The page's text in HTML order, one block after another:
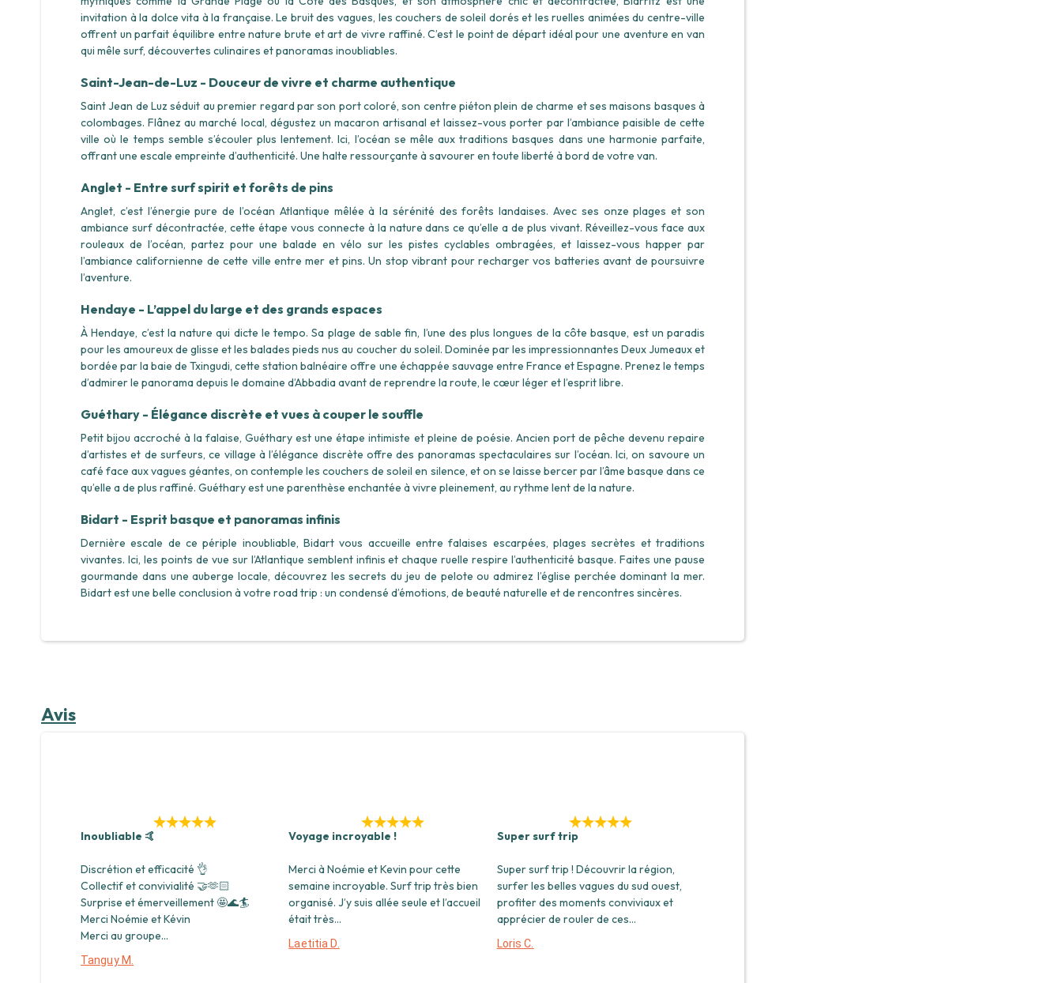
invitation à la dolce vita à la française. Le bruit des vagues, les couchers de soleil dorés et les ruelles animées du centre-ville
offrent un parfait équilibre entre nature brute et art de vivre raffiné. C’est le point de départ idéal pour une aventure en van
qui mêle surf, découvertes culinaires et panoramas inoubliables.
Saint-Jean-de-Luz - Douceur de vivre et charme authentique
Saint Jean de Luz séduit au premier regard par son port coloré, son centre piéton plein de charme et ses maisons basques à
colombages. Flânez au marché local, dégustez un macaron artisanal et laissez-vous porter par l’ambiance paisible de cette
ville où le temps semble s’écouler plus lentement. Ici, l’océan se mêle aux traditions basques dans une harmonie parfaite,
offrant une escale empreinte d’authenticité. Une halte ressourçante à savourer en toute liberté à bord de votre van.
Anglet - Entre surf spirit et forêts de pins
Anglet, c’est l’énergie pure de l’océan Atlantique mêlée à la sérénité des forêts landaises. Avec ses onze plages et son
ambiance surf décontractée, cette étape vous connecte à la nature dans ce qu’elle a de plus vivant. Réveillez-vous face aux
rouleaux de l’océan, partez pour une balade en vélo sur les pistes cyclables ombragées, et laissez-vous happer par
l’ambiance californienne de cette ville entre mer et pins. Un stop vibrant pour recharger vos batteries avant de poursuivre
l’aventure.
Hendaye - L’appel du large et des grands espaces
À Hendaye, c’est la nature qui dicte le tempo. Sa plage de sable fin, l’une des plus longues de la côte basque, est un paradis
pour les amoureux de glisse et les balades pieds nus au coucher du soleil. Dominée par les impressionnantes Deux Jumeaux et
bordée par la baie de Txingudi, cette station balnéaire offre une échappée sauvage entre France et Espagne. Prenez le temps
d’admirer le panorama depuis le domaine d’Abbadia avant de reprendre la route, le cœur léger et l’esprit libre.
Guéthary - Élégance discrète et vues à couper le souffle
Petit bijou accroché à la falaise, Guéthary est une étape intimiste et pleine de poésie. Ancien port de pêche devenu repaire
d’artistes et de surfeurs, ce village à l’élégance discrète offre des panoramas spectaculaires sur l’océan. Ici, on savoure un
café face aux vagues géantes, on contemple les couchers de soleil en silence, et on se laisse bercer par l’âme basque dans ce
qu’elle a de plus raffiné. Guéthary est une parenthèse enchantée à vivre pleinement, au rythme lent de la nature.
Bidart - Esprit basque et panoramas infinis
Dernière escale de ce périple inoubliable, Bidart vous accueille entre falaises escarpées, plages secrètes et traditions
vivantes. Ici, les points de vue sur l’Atlantique semblent infinis et chaque ruelle respire l’authenticité basque. Faites une pause
gourmande dans une auberge locale, découvrez les secrets du jeu de pelote ou admirez l’église perchée dominant la mer.
Bidart est une belle conclusion à votre road trip : un condensé d’émotions, de beauté naturelle et de rencontres sincères.
Avis
Inoubliable 🤙
Discrétion et efficacité 👌
Collectif et convivialité 🤝🫶🏻
Surprise et émerveillement 🤩🌊🏄
Merci Noémie et Kévin
Merci au groupe...
Tanguy M.
Voyage incroyable !
Merci à Noémie et Kevin pour cette
semaine incroyable. Surf trip très bien
organisé. J’y suis allée seule et l’accueil
était très...
Laetitia D.
Super surf trip
Super surf trip ! Découvrir la région,
surfer les belles vagues du sud ouest,
profiter des moments conviviaux et
apprécier de rouler de ces...
Loris C.